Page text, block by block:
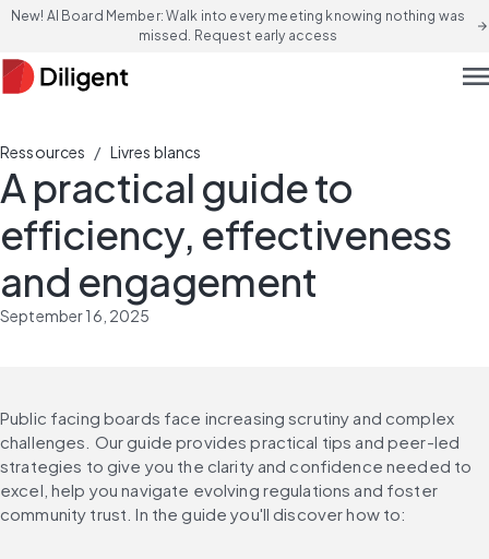
New! AI Board Member: Walk into every meeting knowing nothing was
missed. Request early access
arrow_forward
Ressources / Livres blancs
A practical guide to
efficiency, effectiveness
and engagement
September 16, 2025
Public facing boards face increasing scrutiny and complex
challenges. Our guide provides practical tips and peer-led
strategies to give you the clarity and confidence needed to
excel, help you navigate evolving regulations and foster
community trust. In the guide you'll discover how to: